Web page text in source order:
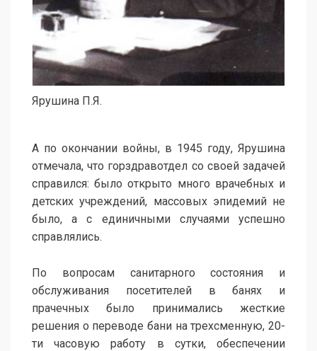
Ярушина П.Я.
А по окончании войны, в 1945 году, Ярушина
отмечала, что горздравотдел со своей задачей
справился: было открыто много врачебных и
детских учреждений, массовых эпидемий не
было, а с единичными случаями успешно
справлялись.
По вопросам санитарного состояния и
обслуживания посетителей в банях и
прачечных было принимались жесткие
решения о переводе бани на трехсменную, 20-
ти часовую работу в сутки, обеспечении